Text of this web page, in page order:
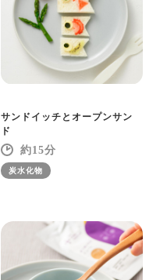
サンドイッチとオープンサン
ド
15
炭水化物